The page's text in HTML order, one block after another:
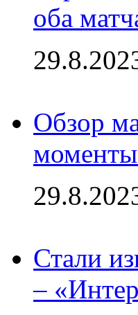
оба
Обзор
Стали
–